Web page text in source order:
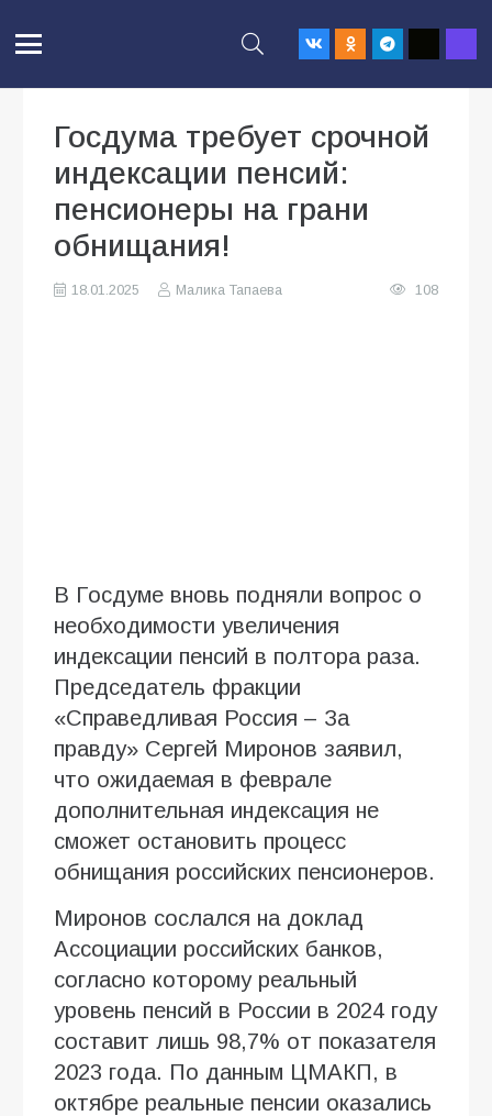
Госдума требует срочной
индексации пенсий:
пенсионеры на грани
обнищания!
18.01.2025 Малика Тапаева 108
В Госдуме вновь подняли вопрос о
необходимости увеличения
индексации пенсий в полтора раза.
Председатель фракции
«Справедливая Россия – За
правду» Сергей Миронов заявил,
что ожидаемая в феврале
дополнительная индексация не
сможет остановить процесс
обнищания российских пенсионеров.
Миронов сослался на доклад
Ассоциации российских банков,
согласно которому реальный
уровень пенсий в России в 2024 году
составит лишь 98,7% от показателя
2023 года. По данным ЦМАКП, в
октябре реальные пенсии оказались